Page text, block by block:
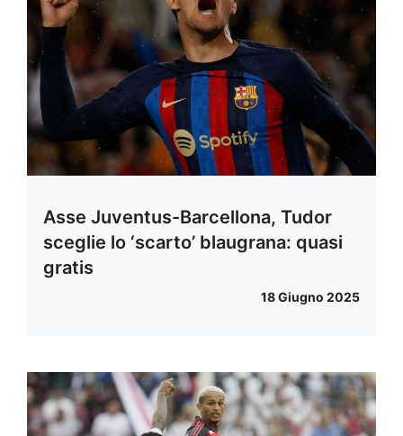
Asse Juventus-Barcellona, Tudor
sceglie lo ‘scarto’ blaugrana: quasi
gratis
18 Giugno 2025